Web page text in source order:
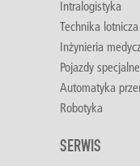
Intralogistyka
Technika lotnicza
Inżynieria
Pojazdy specjalne
Automatyka
Robotyka
SERWIS